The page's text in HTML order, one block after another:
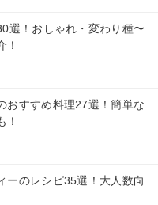
選！おしゃれ・変わり種〜
！
おすすめ料理27選！簡単な
！
ーのレシピ35選！大人数向